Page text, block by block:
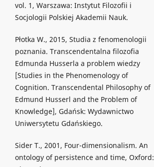
vol. 1, Warszawa: Instytut Filozofii i
Socjologii Polskiej Akademii Nauk.
Płotka W., 2015, Studia z fenomenologii
poznania. Transcendentalna filozofia
Edmunda Husserla a problem wiedzy
[Studies in the Phenomenology of
Cognition. Transcendental Philosophy of
Edmund Husserl and the Problem of
Knowledge], Gdańsk: Wydawnictwo
Uniwersytetu Gdańskiego.
Sider T., 2001, Four-dimensionalism. An
ontology of persistence and time, Oxford: